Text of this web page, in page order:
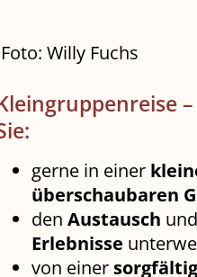
Willy Fuchs
gerne in einer
überschaubaren
den Austausch
Erlebnisse
von einer sorgfältig